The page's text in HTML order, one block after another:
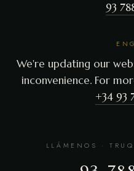
93
We're updating our
inconvenience. For
+34 93
LLÁMENOS ·